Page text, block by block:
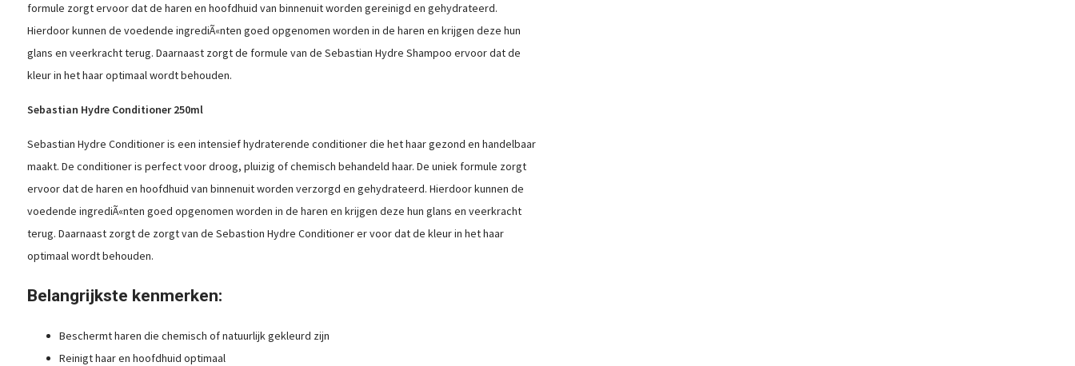
formule zorgt ervoor dat de haren en hoofdhuid van binnenuit worden gereinigd en gehydrateerd.
Hierdoor kunnen de voedende ingrediÃ«nten goed opgenomen worden in de haren en krijgen deze hun
glans en veerkracht terug. Daarnaast zorgt de formule van de Sebastian Hydre Shampoo ervoor dat de
kleur in het haar optimaal wordt behouden.
Sebastian Hydre Conditioner 250ml
Sebastian Hydre Conditioner is een intensief hydraterende conditioner die het haar gezond en handelbaar
maakt. De conditioner is perfect voor droog, pluizig of chemisch behandeld haar. De uniek formule zorgt
ervoor dat de haren en hoofdhuid van binnenuit worden verzorgd en gehydrateerd. Hierdoor kunnen de
voedende ingrediÃ«nten goed opgenomen worden in de haren en krijgen deze hun glans en veerkracht
terug. Daarnaast zorgt de zorgt van de Sebastion Hydre Conditioner er voor dat de kleur in het haar
optimaal wordt behouden.
Belangrijkste kenmerken:
Beschermt haren die chemisch of natuurlijk gekleurd zijn
Reinigt haar en hoofdhuid optimaal